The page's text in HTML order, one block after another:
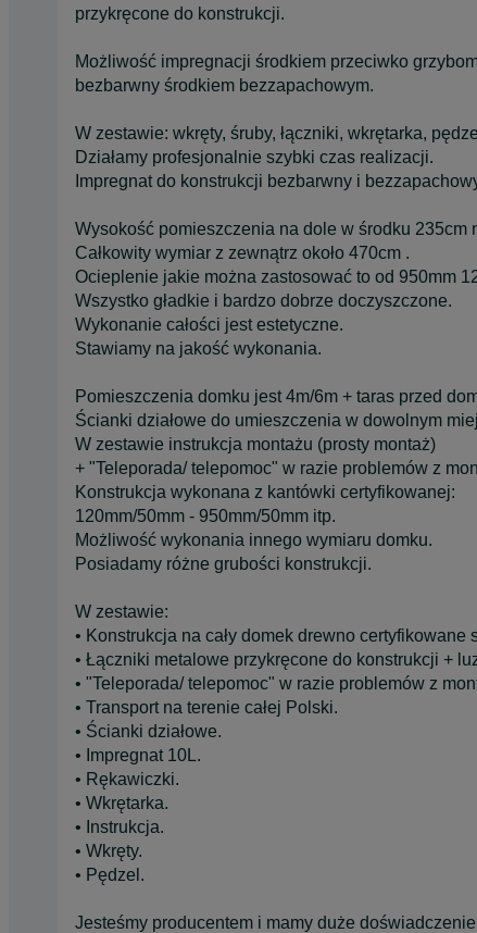
przykręcone do konstrukcji.
Możliwość impregnacji środkiem przeciwko
bezbarwny środkiem bezzapachowym.
W zestawie: wkręty, śruby, łączniki, wkrętarka,
Działamy profesjonalnie szybki czas realizacji.
Impregnat do konstrukcji bezbarwny i
Wysokość pomieszczenia na dole w środku 235cm
Całkowity wymiar z zewnątrz około 470cm .
Ocieplenie jakie można zastosować to od 950mm
Wszystko gładkie i bardzo dobrze doczyszczone.
Wykonanie całości jest estetyczne.
Stawiamy na jakość wykonania.
Pomieszczenia domku jest 4m/6m + taras przed
Ścianki działowe do umieszczenia w dowolnym
W zestawie instrukcja montażu (prosty montaż)
+ "Teleporada/ telepomoc" w razie problemów z
Konstrukcja wykonana z kantówki certyfikowanej:
120mm/50mm - 950mm/50mm itp.
Możliwość wykonania innego wymiaru domku.
Posiadamy różne grubości konstrukcji.
W zestawie:
• Konstrukcja na cały domek drewno certyfikowane
• Łączniki metalowe przykręcone do konstrukcji +
• "Teleporada/ telepomoc" w razie problemów z
• Transport na terenie całej Polski.
• Ścianki działowe.
• Impregnat 10L.
• Rękawiczki.
• Wkrętarka.
• Instrukcja.
• Wkręty.
• Pędzel.
Jesteśmy producentem i mamy duże